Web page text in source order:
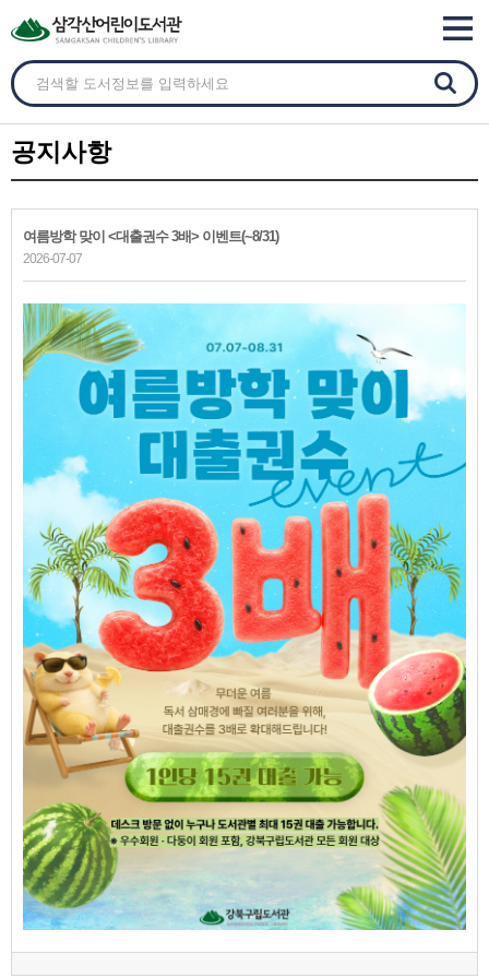
공지사항
여름방학 맞이 <대출권수 3배> 이벤트(~8/31)
2026-07-07